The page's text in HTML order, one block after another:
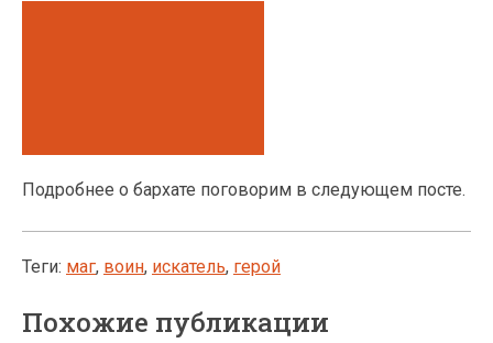
Подробнее о бархате поговорим в следующем посте.
Теги: маг, воин, искатель, герой
Похожие публикации